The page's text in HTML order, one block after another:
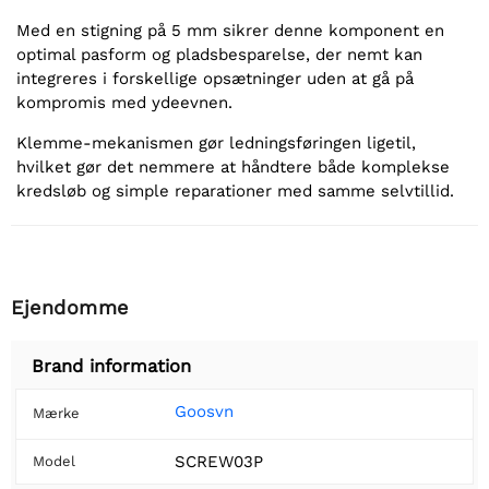
Med en stigning på 5 mm sikrer denne komponent en
optimal pasform og pladsbesparelse, der nemt kan
integreres i forskellige opsætninger uden at gå på
kompromis med ydeevnen.
Klemme-mekanismen gør ledningsføringen ligetil,
hvilket gør det nemmere at håndtere både komplekse
kredsløb og simple reparationer med samme selvtillid.
Ejendomme
Brand information
Mærke Goosvn
Model SCREW03P